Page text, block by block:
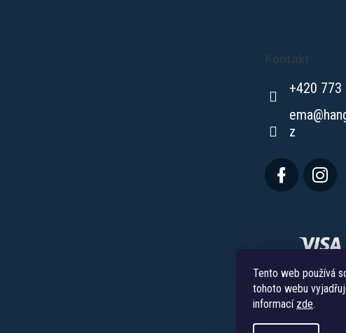
Tento web používá
tohoto webu
informací zde.
Kontakt
+420 773
ema@
z